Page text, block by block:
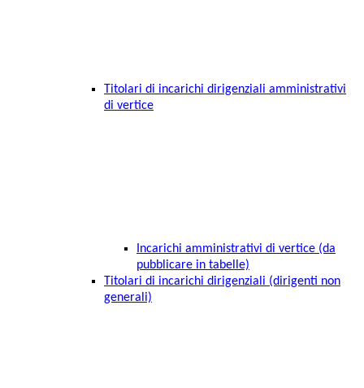
Titolari di incarichi dirigenziali amministrativi
di vertice
Incarichi amministrativi di vertice (da
pubblicare in tabelle)
Titolari di incarichi dirigenziali (dirigenti non
generali)